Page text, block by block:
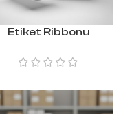
Etiket Ribbonu